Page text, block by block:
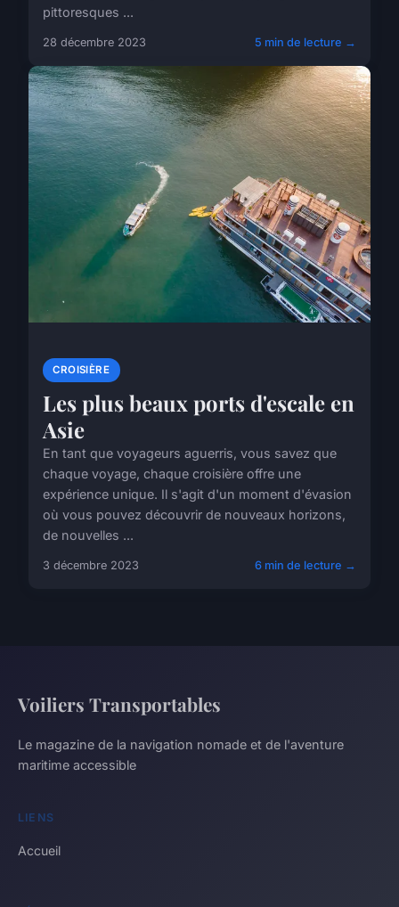
pittoresques ...
28 décembre 2023 5 min de lecture →
CROISIÈRE
Les plus beaux ports d'escale en
Asie
En tant que voyageurs aguerris, vous savez que
chaque voyage, chaque croisière offre une
expérience unique. Il s'agit d'un moment d'évasion
où vous pouvez découvrir de nouveaux horizons,
de nouvelles ...
3 décembre 2023 6 min de lecture →
Voiliers Transportables
Le magazine de la navigation nomade et de l'aventure
maritime accessible
LIENS
Accueil